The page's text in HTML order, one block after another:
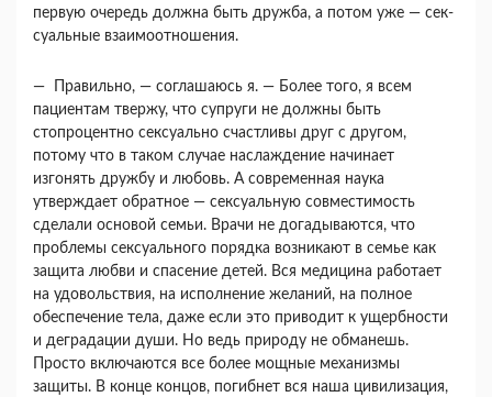
первую очередь должна быть дружба, а потом уже — сек­
суальные взаимоотношения.
— Правильно, — соглашаюсь я. — Более того, я всем
пациентам твержу, что супруги не должны быть
стопроцентно сексуально счастливы друг с другом,
потому что в таком случае наслаждение начинает
изгонять дружбу и любовь. А современ­ная наука
утверждает обратное — сексуальную совместимость
сделали основой семьи. Врачи не догадываются, что
проблемы сексуального поряд­ка возникают в семье как
защита любви и спасе­ние детей. Вся медицина работает
на удовольст­вия, на исполнение желаний, на полное
обеспече­ние тела, даже если это приводит к ущербности
и деградации души. Но ведь природу не обманешь.
Просто включаются все более мощные механизмы
защиты. В конце концов, погибнет вся наша циви­лизация,